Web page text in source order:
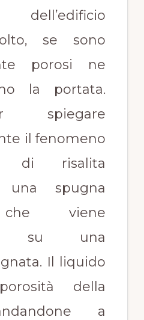
dell’edificio
se sono
porosi ne
la portata.
spiegare
il fenomeno
di risalita
spugna
viene
su una
Il liquido
della
a